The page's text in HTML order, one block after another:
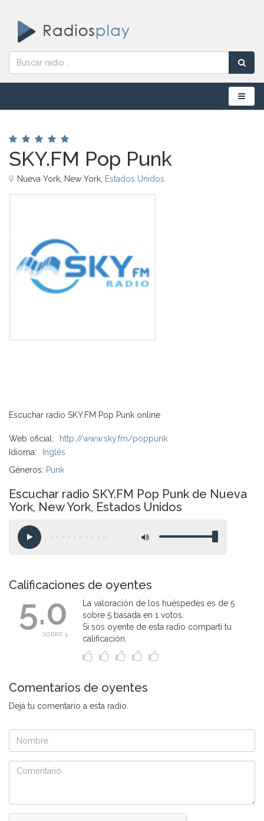
Menú
SKY.FM Pop Punk
Nueva York, New York, Estados Unidos
Escuchar radio SKY.FM Pop Punk online
Web oficial:
http://www.sky.fm/poppunk
Idioma:
Inglés
Géneros: Punk
Escuchar radio SKY.FM Pop Punk de Nueva
York, New York, Estados Unidos
Calificaciones de oyentes
5.0
SOBRE 5
La valoración de los huéspedes es de 5
sobre 5 basada en 1 votos.
Si sos oyente de esta radio compartí tu
calificación.
Comentarios de oyentes
Dejá tu comentario a esta radio.